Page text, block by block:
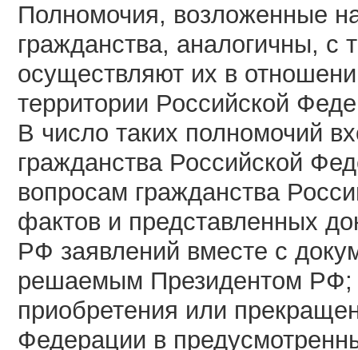
Полномочия, возложенные
гражданства, аналогичны,
осуществляют их в
территории Российской
В число таких полномочий
гражданства Российской
вопросам гражданства
фактов и представленных
РФ заявлений вместе с
решаемым Президентом РФ;
приобретения или
Федерации в